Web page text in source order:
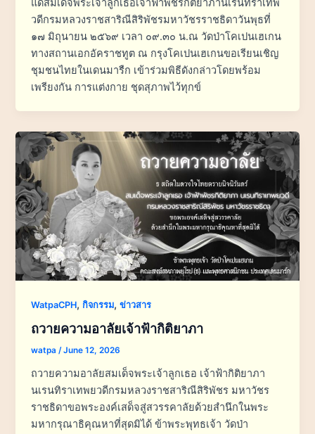
แด่สมเด็จพระเจ้าลูกเธอเจ้าฟ้าพัชรกิติยาภานเรนทิราเทพ
วดีกรมหลวงราชสาริณีสิริพัชรมหาวัชรราชธิดาวันพุธที่
๑๗ มิถุนายน ๒๕๖๙ เวลา ๐๙.๓๐ น.ณ วัดป่าโคเปนเฮเกน
ทางสถานเอกอัคราชทูต ณ กรุงโคเปนเฮเกนขอเรียนเชิญ
ชุมชนไทยในเดนมารืก เข้าร่วมพิธีดังกล่าวโดยพร้อม
เพรียงกัน การแต่งกาย ชุดสุภาพไว้ทุกข์
WatpaCPH,กิจกรรม,ข่าวสาร
ถวายความอาลัยเจ้าฟ้ากิติยาภา
watpa/June 12, 2026
ถวายความอาลัยสมเด็จพระเจ้าลูกเธอ เจ้าฟ้ากิติยาภา
นเรนทิราเทพยวดีกรมหลวงราชสาริณีสิริพัชร มหาวัชร
ราชธิดาขอพระองค์เสด็จสู่สวรรคาลัยด้วยสำนึกในพระ
มหากรุณาธิคุณหาที่สุดมิได้ ข้าพระพุทธเจ้า วัดป่า